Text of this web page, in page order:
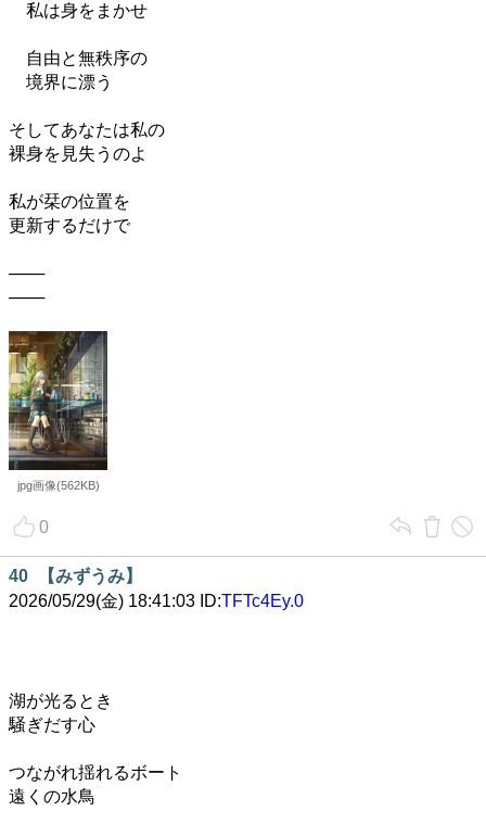
私は身をまかせ
自由と無秩序の
境界に漂う
そしてあなたは私の
裸身を見失うのよ
私が栞の位置を
更新するだけで
───
───
jpg画像(562KB)
0
40
【みずうみ】
2026/05/29(金) 18:41:03 ID:TFTc4Ey.0
湖が光るとき
騒ぎだす心
つながれ揺れるボート
遠くの水鳥